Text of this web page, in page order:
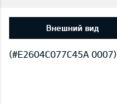
Внешний вид
(#E2604C077C45A 0007)